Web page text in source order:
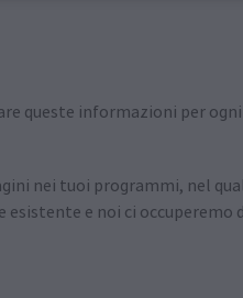
queste informazioni per
nei tuoi programmi, nel
e noi ci occuperemo